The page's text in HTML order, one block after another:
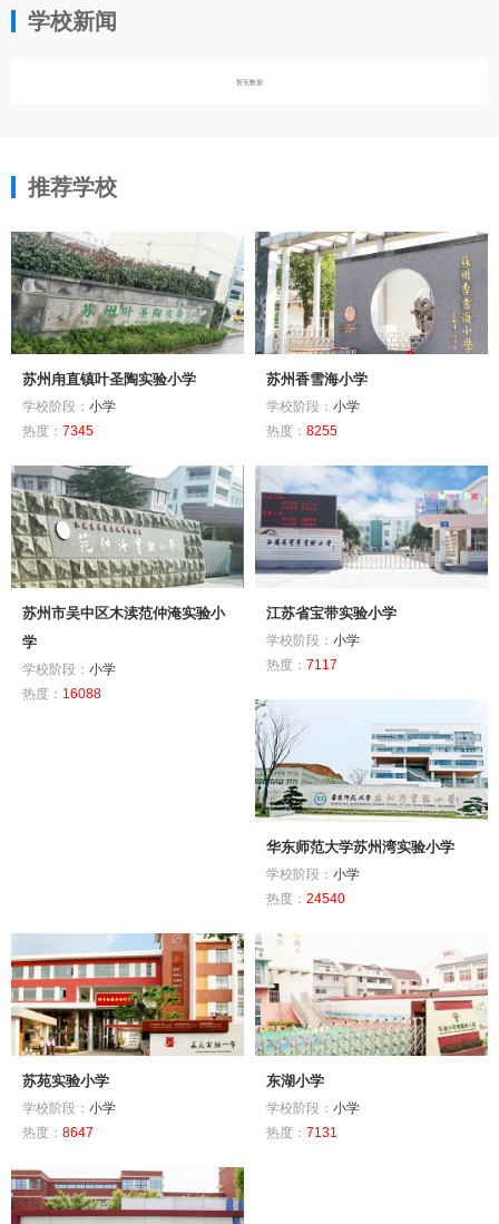
学校新闻
暂无数据
推荐学校
苏州甪直镇叶圣陶实验小学
学校阶段： 小学
热度： 7345
苏州香雪海小学
学校阶段： 小学
热度： 8255
苏州市吴中区木渎范仲淹实验小
学
学校阶段： 小学
热度： 16088
江苏省宝带实验小学
学校阶段： 小学
热度： 7117
华东师范大学苏州湾实验小学
学校阶段： 小学
热度： 24540
苏苑实验小学
学校阶段： 小学
热度： 8647
东湖小学
学校阶段： 小学
热度： 7131